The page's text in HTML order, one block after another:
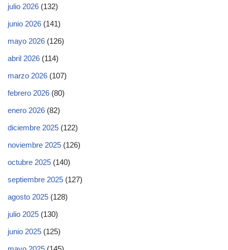
julio 2026 (132)
junio 2026 (141)
mayo 2026 (126)
abril 2026 (114)
marzo 2026 (107)
febrero 2026 (80)
enero 2026 (82)
diciembre 2025 (122)
noviembre 2025 (126)
octubre 2025 (140)
septiembre 2025 (127)
agosto 2025 (128)
julio 2025 (130)
junio 2025 (125)